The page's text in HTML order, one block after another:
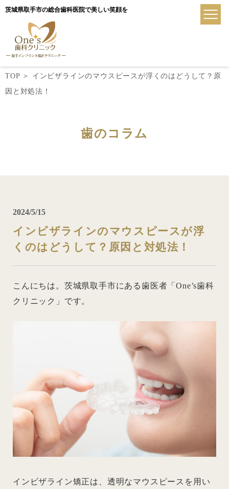
茨城県取手市の総合歯科医院で美しい笑顔を
TOP＞ インビザラインのマウスピースが浮くのはどうして？原
因と対処法！
歯のコラム
2024/5/15
インビザラインのマウスピースが浮
くのはどうして？原因と対処法！
こんにちは。茨城県取手市にある歯医者「One’s歯科
クリニック」です。
インビザライン矯正は、透明なマウスピースを用い